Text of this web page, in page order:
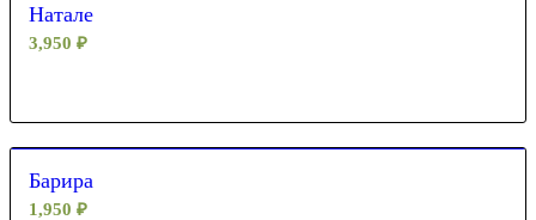
Натале
3,950 ₽
Барира
1,950 ₽